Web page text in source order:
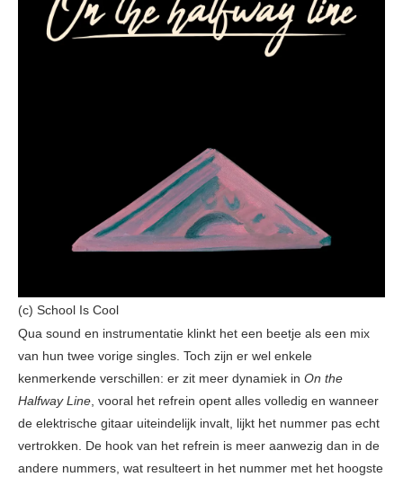
(c) School Is Cool
Qua sound en instrumentatie klinkt het een beetje als een mix
van hun twee vorige singles. Toch zijn er wel enkele
kenmerkende verschillen: er zit meer dynamiek in On the
Halfway Line, vooral het refrein opent alles volledig en wanneer
de elektrische gitaar uiteindelijk invalt, lijkt het nummer pas echt
vertrokken. De hook van het refrein is meer aanwezig dan in de
andere nummers, wat resulteert in het nummer met het hoogste